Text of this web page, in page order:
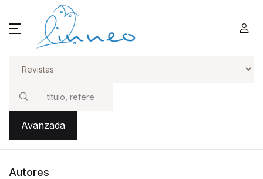
Buscar
Avanzada
Autores